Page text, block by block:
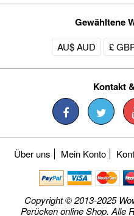
Gewähltene
AU$ AUD £
Kontakt
Über uns Mein Konto
Copyright © 2013-2025
Perücken online Shop. Alle